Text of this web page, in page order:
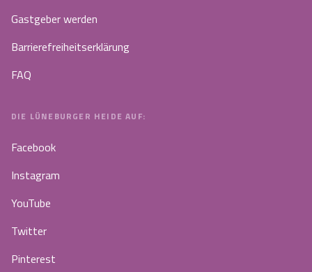
Gastgeber werden
Barrierefreiheitserklärung
FAQ
DIE LÜNEBURGER HEIDE AUF:
Facebook
Instagram
YouTube
Twitter
Pinterest